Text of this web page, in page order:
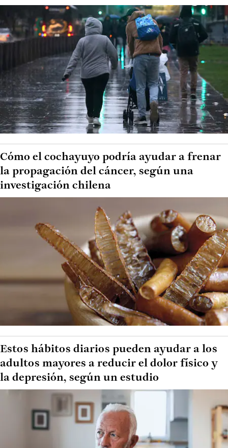
Cómo el cochayuyo podría ayudar a frenar
la propagación del cáncer, según una
investigación chilena
Estos hábitos diarios pueden ayudar a los
adultos mayores a reducir el dolor físico y
la depresión, según un estudio